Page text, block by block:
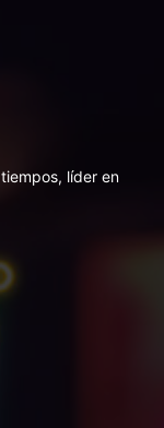
líder en